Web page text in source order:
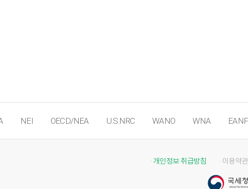
NEI OECD/NEA U.S.NRC WANO WNA EANF
· 개인정보 취급방침 · 이용약관